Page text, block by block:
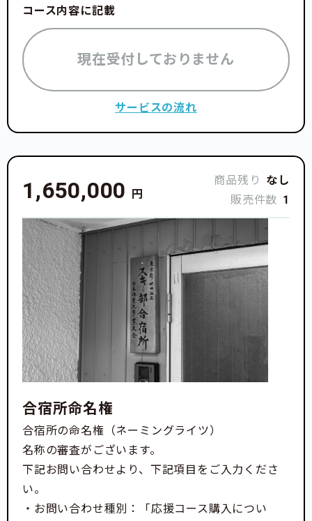
コース内容に記載
現在受付しておりません
サービスの流れ
1,650,000 円
商品残り
なし
販売件数 1
合宿所命名権
合宿所の命名権（ネーミングライツ）
名称の審査がございます。
下記お問い合わせより、下記項目をご入力くださ
い。
・お問い合わせ種別：「応援コース購入につい